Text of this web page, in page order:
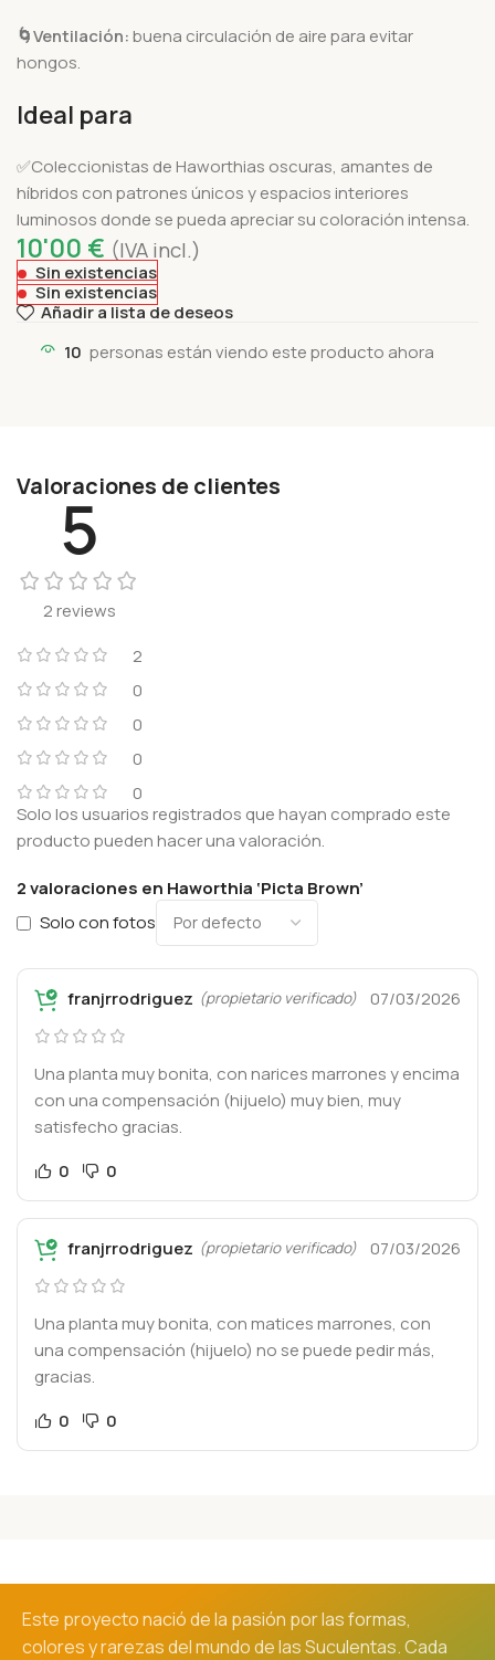
🌀Ventilación:buena circulación de aire para evitar
hongos.
Ideal para
✅Coleccionistas de Haworthias oscuras, amantes de
híbridos con patrones únicos y espacios interiores
luminosos donde se pueda apreciar su coloración intensa.
10'00 € (IVA incl.)
Sin existencias
Sin existencias
Añadir a lista de deseos
10 personas están viendo este producto ahora
Valoraciones de clientes
5
2 reviews
2
0
0
0
0
2 valoraciones en Haworthia ‘Picta Brown’
Solo con fotos
franjrrodriguez (propietario verificado) 07/03/2026
Una planta muy bonita, con narices marrones y encima
con una compensación (hijuelo) muy bien, muy
satisfecho gracias.
0
0
franjrrodriguez (propietario verificado) 07/03/2026
Una planta muy bonita, con matices marrones, con
una compensación (hijuelo) no se puede pedir más,
gracias.
0
0
Solo los usuarios registrados que hayan comprado este
producto pueden hacer una valoración.
Este proyecto nació de la pasión por las formas,
colores y rarezas del mundo de las Suculentas. Cada